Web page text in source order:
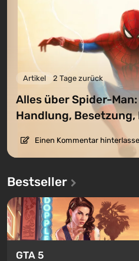
Artikel 2 Tage zurück
Alles über Spider-
Handlung,
Einen Kommentar
Bestseller
GTA 5